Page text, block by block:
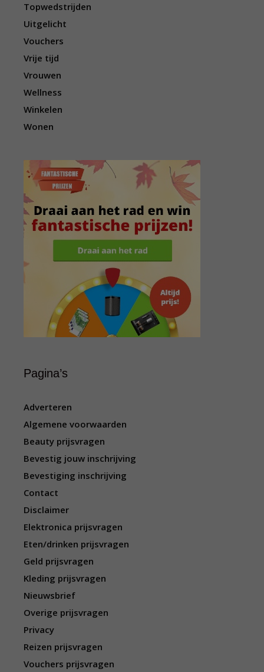
Topwedstrijden
Uitgelicht
Vouchers
Vrije tijd
Vrouwen
Wellness
Winkelen
Wonen
Pagina’s
Adverteren
Algemene voorwaarden
Beauty prijsvragen
Bevestig jouw inschrijving
Bevestiging inschrijving
Contact
Disclaimer
Elektronica prijsvragen
Eten/drinken prijsvragen
Geld prijsvragen
Kleding prijsvragen
Nieuwsbrief
Overige prijsvragen
Privacy
Reizen prijsvragen
Vouchers prijsvragen